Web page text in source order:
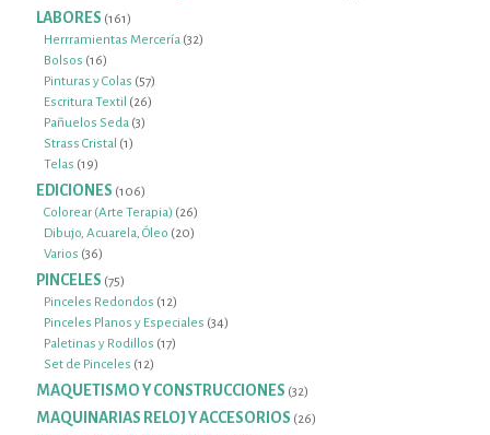
LABORES 161161
productos
Herrramientas Mercería 3232
Bolsos 1616
productos
Pinturas y Colas 5757
productos
Escritura Textil 2626
Pañuelos Seda 33
Strass Cristal 11
Telas 1919
productos
EDICIONES 106106
productos
Colorear (Arte Terapia) 2626
productos
Dibujo, Acuarela, Óleo 2020
Varios 3636
productos
PINCELES 7575
productos
Pinceles Redondos 1212
productos
Pinceles Planos y Especiales 3434
Paletinas y Rodillos 1717
Set de Pinceles 1212
productos
MAQUETISMO Y CONSTRUCCIONES 3232
MAQUINARIAS RELOJ Y ACCESORIOS 2626